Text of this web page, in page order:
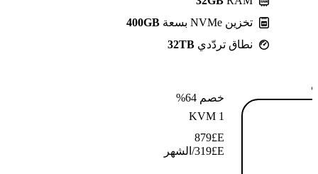
تخزين NVMe بسعة
400GB
نطاق تردّدي 32TB
خصم 64%
KVM 1
E£
879
E£
319/الشهر